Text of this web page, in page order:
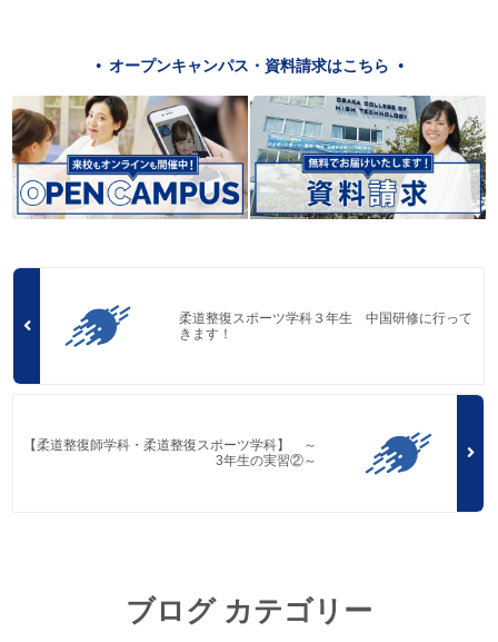
オープンキャンパス・資料請求はこちら
柔道整復スポーツ学科３年生 中国研修に行って
きます！
【柔道整復師学科・柔道整復スポーツ学科】 ～
3年生の実習②～
ブログ カテゴリー